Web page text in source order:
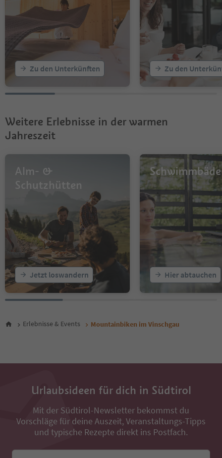
Zu den Unterkünften Zu den
Weitere Erlebnisse in der warmen
Jahreszeit
Alm- &
Schutzhütten
Jetzt loswandern Hier abtauchen
Erlebnisse & Events Mountainbiken im Vinschgau
Urlaubsideen für dich in Südtirol
Mit der Südtirol-Newsletter bekommst du
Vorschläge für deine Auszeit, Veranstaltungs-Tipps
und typische Rezepte direkt ins Postfach.